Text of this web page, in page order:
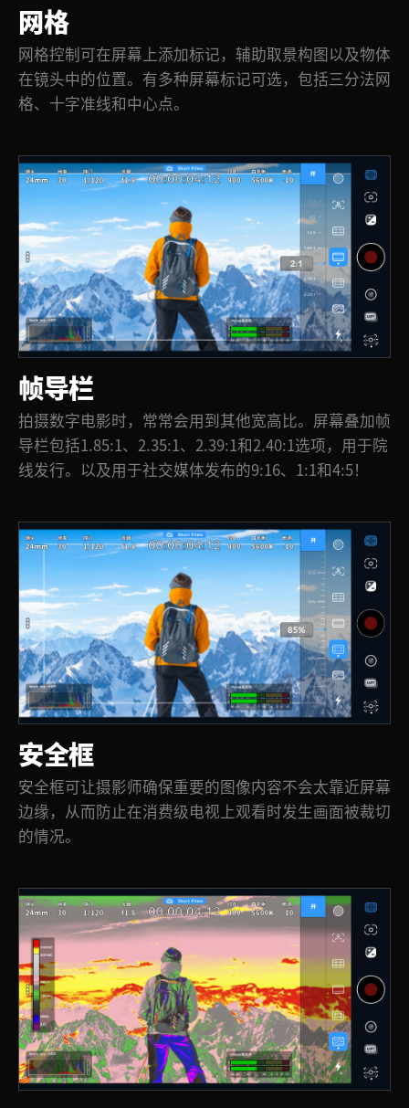
网格
网格控制可在屏幕上添加标记，辅助取景构图以及物体
在镜头中的位置。有多种屏幕标记可选，包括三分法网
格、十字准线和中心点。
帧导栏
拍摄数字电影时，常常会用到其他宽高比。屏幕叠加帧
导栏包括1.85:1、2.35:1、2.39:1和2.40:1选项，用于院
线发行。以及用于社交媒体发布的9:16、1:1和4:5！
安全框
安全框可让摄影师确保重要的图像内容不会太靠近屏幕
边缘，从而防止在消费级电视上观看时发生画面被裁切
的情况。